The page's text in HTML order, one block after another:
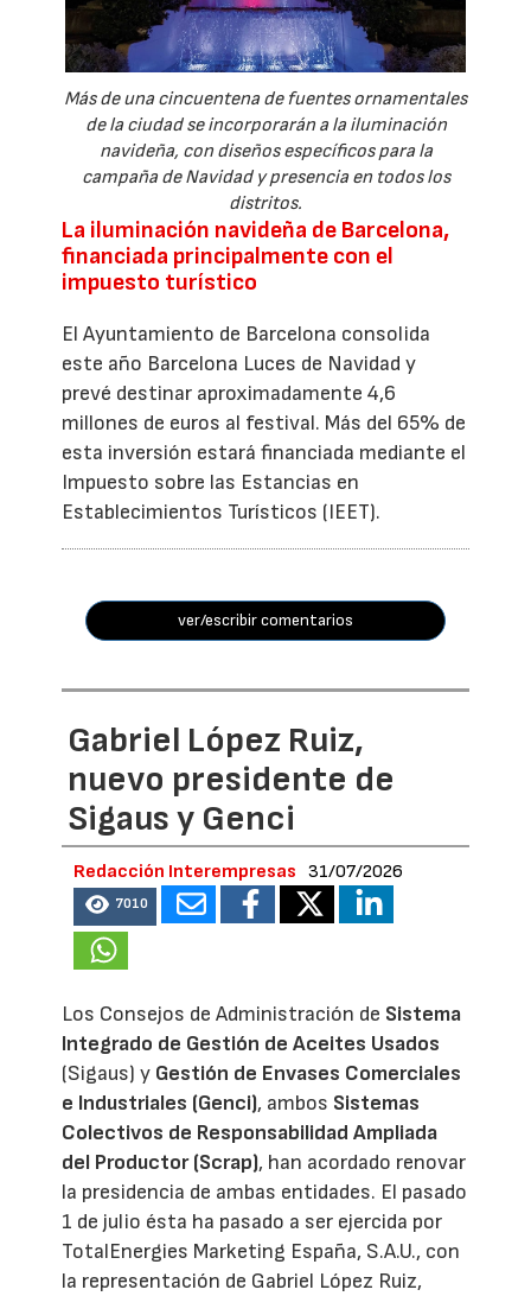
Más de una cincuentena de fuentes ornamentales
de la ciudad se incorporarán a la iluminación
navideña, con diseños específicos para la
campaña de Navidad y presencia en todos los
distritos.
La iluminación navideña de Barcelona,
financiada principalmente con el
impuesto turístico
El Ayuntamiento de Barcelona consolida
este año Barcelona Luces de Navidad y
prevé destinar aproximadamente 4,6
millones de euros al festival. Más del 65% de
esta inversión estará financiada mediante el
Impuesto sobre las Estancias en
Establecimientos Turísticos (IEET).
ver/escribir comentarios
Gabriel López Ruiz,
nuevo presidente de
Sigaus y Genci
Redacción Interempresas 31/07/2026
7010
Los Consejos de Administración de Sistema
Integrado de Gestión de Aceites Usados
(Sigaus) y Gestión de Envases Comerciales
e Industriales (Genci), ambos Sistemas
Colectivos de Responsabilidad Ampliada
del Productor (Scrap), han acordado renovar
la presidencia de ambas entidades. El pasado
1 de julio ésta ha pasado a ser ejercida por
TotalEnergies Marketing España, S.A.U., con
la representación de Gabriel López Ruiz,